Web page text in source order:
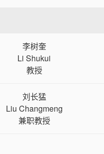
李树奎
Li Shukui
教授
刘长猛
Liu Changmeng
兼职教授